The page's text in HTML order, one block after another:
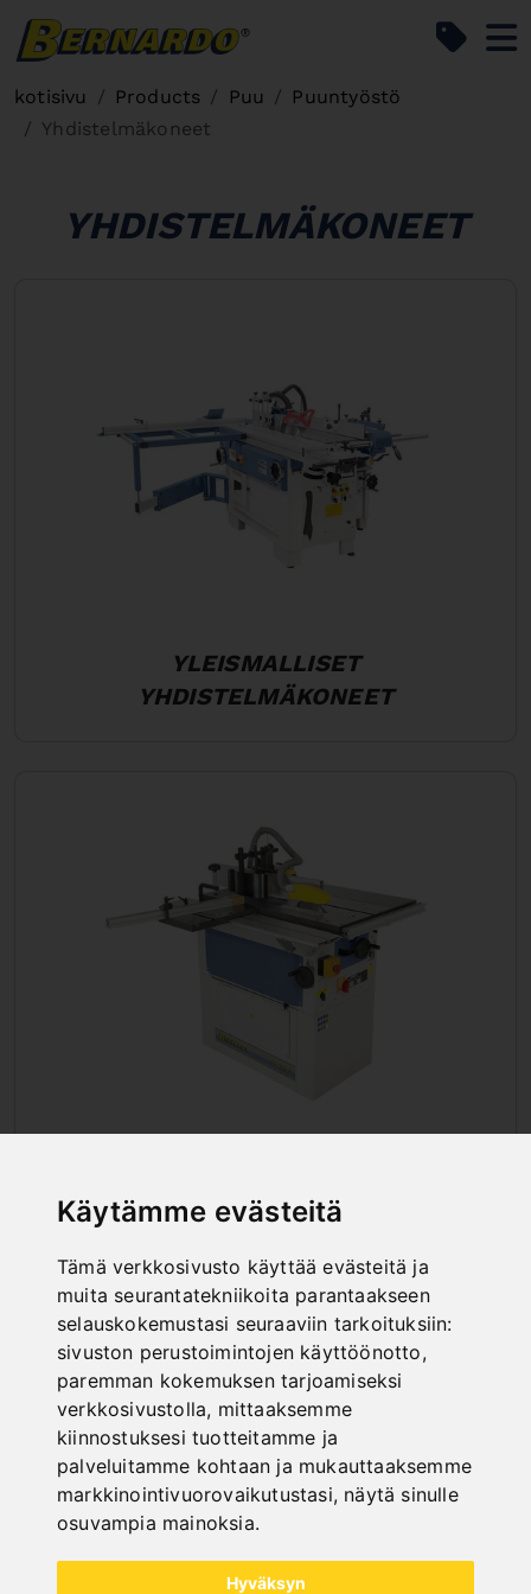
Käytämme evästeitä
Tämä verkkosivusto käyttää evästeitä ja
muita seurantatekniikoita parantaakseen
selauskokemustasi seuraaviin tarkoituksiin:
sivuston perustoimintojen käyttöönotto,
paremman kokemuksen tarjoamiseksi
verkkosivustolla, mittaaksemme
kiinnostuksesi tuotteitamme ja
palveluitamme kohtaan ja mukauttaaksemme
markkinointivuorovaikutustasi, näytä sinulle
osuvampia mainoksia.
Hyväksyn
kotisivu Products Puu
Puuntyöstö
Yhdistelmäkoneet
YHDISTELMÄKONEET
YLEISMALLISET
YHDISTELMÄKONEET